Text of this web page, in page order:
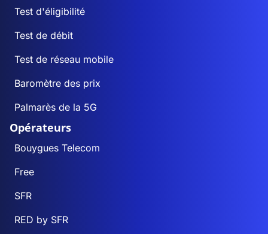
Test d'éligibilité
Test de débit
Test de réseau mobile
Baromètre des prix
Palmarès de la 5G
Opérateurs
Bouygues Telecom
Free
SFR
RED by SFR